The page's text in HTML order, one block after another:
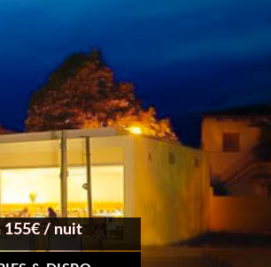
155€ / nuit